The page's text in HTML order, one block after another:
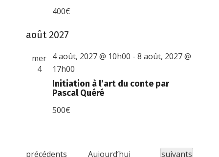
400€
août 2027
mer
4
Initiation à l’art du conte par
Pascal Quéré
4 août, 2027 @ 10h00 -8 août, 2027 @
17h00
500€
É
précédents Aujourd’hui Évènements
suivants